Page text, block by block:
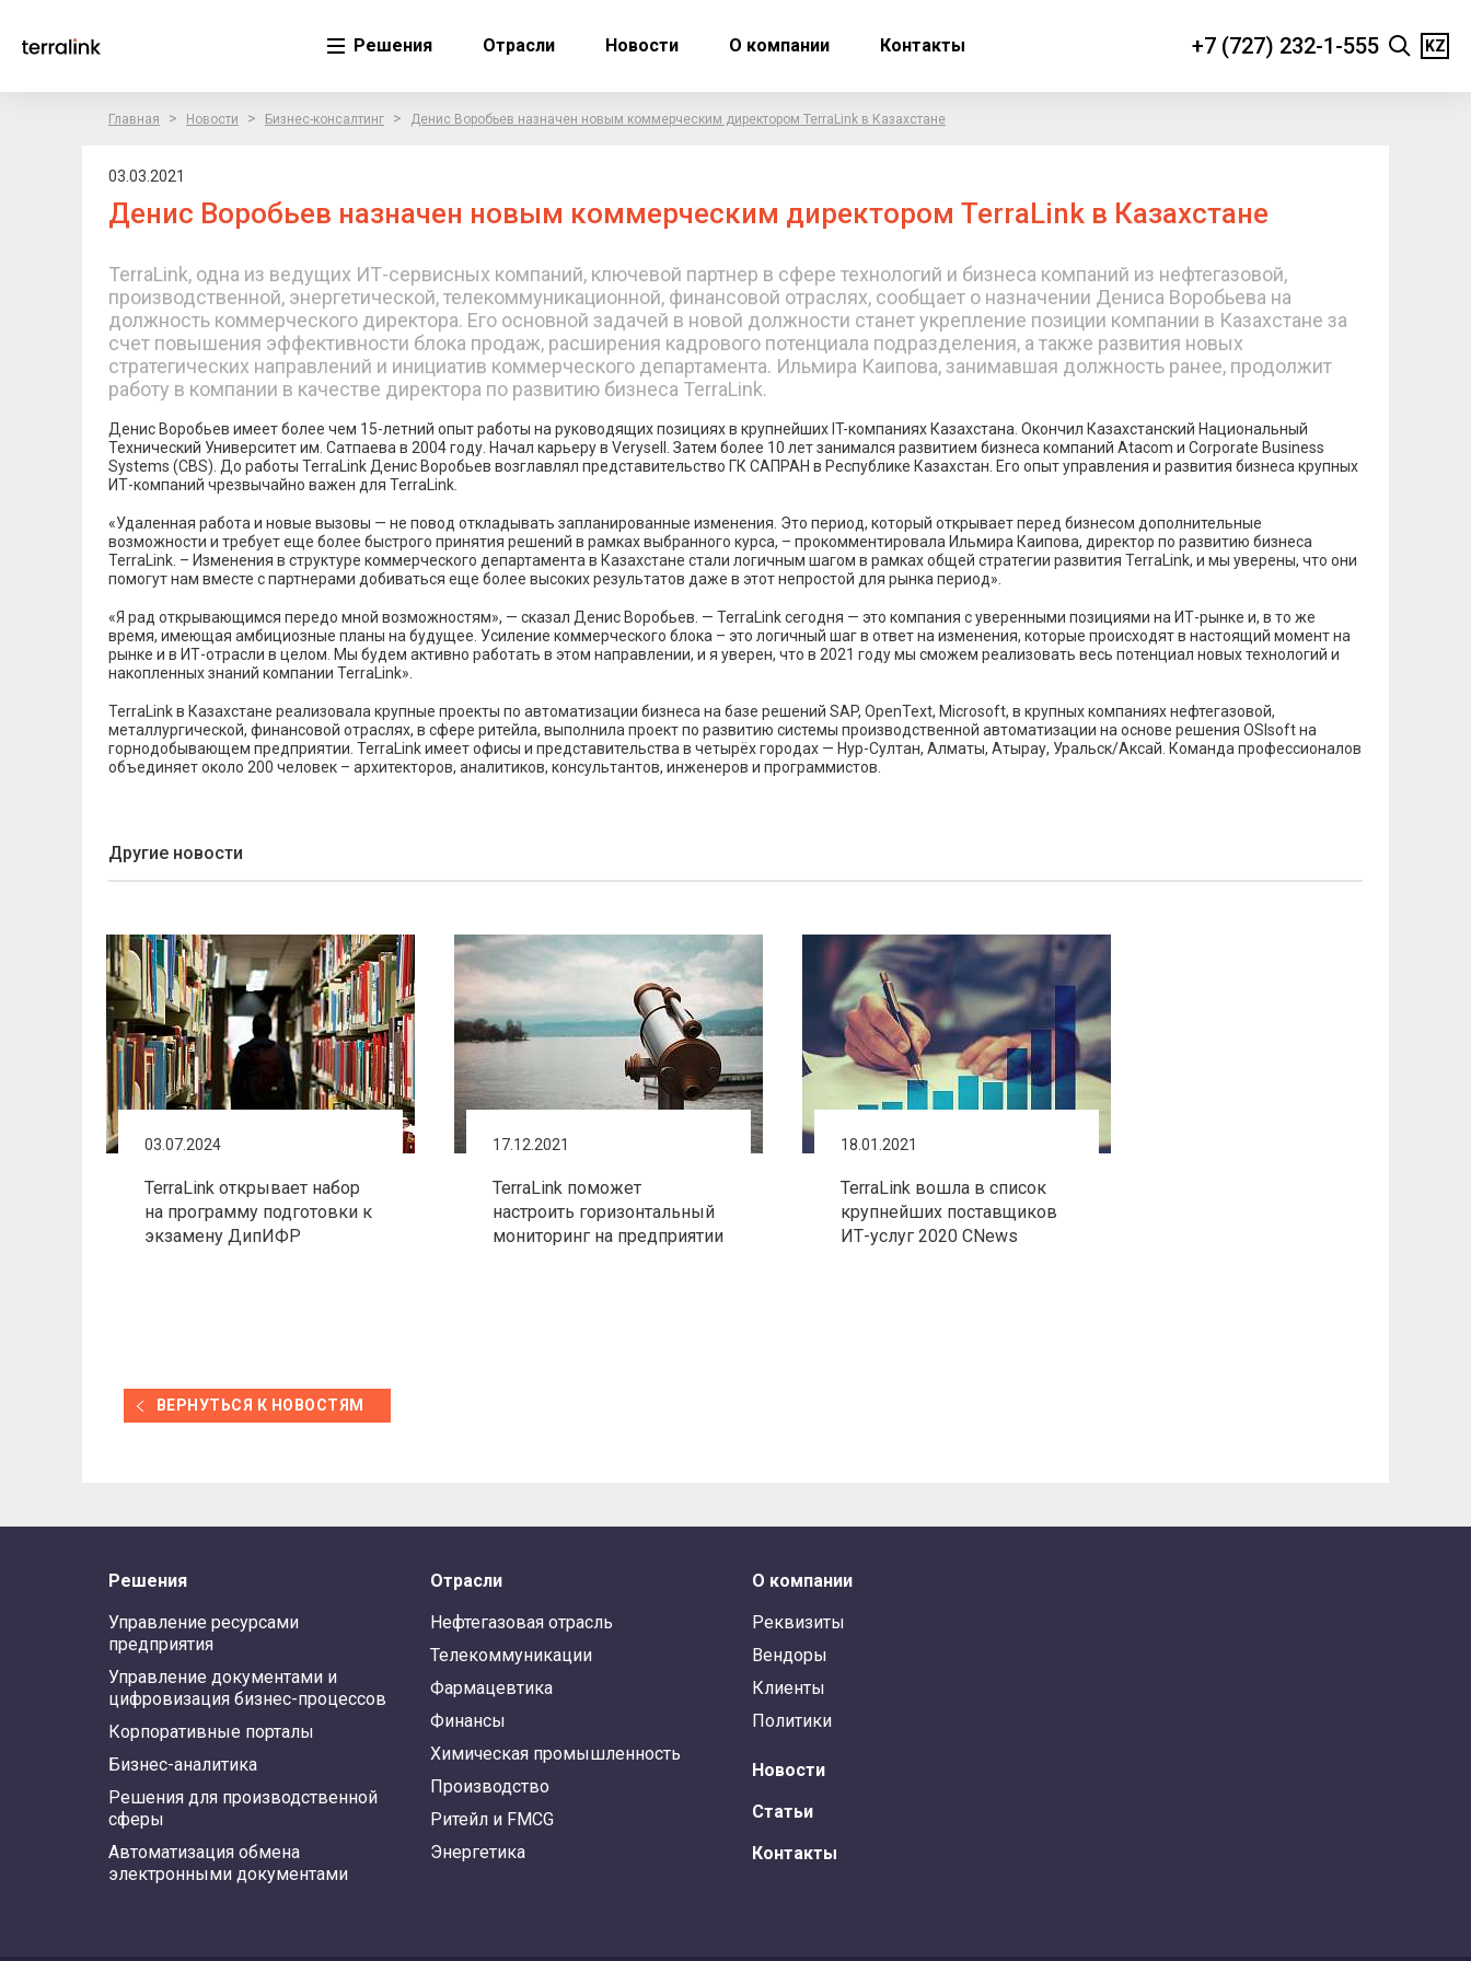
Решения Отрасли Новости О компании Контакты +7 (727) 232-1-555 KZ
Главная > Новости > Бизнес-консалтинг > Денис Воробьев назначен новым коммерческим директором TerraLink в Казахстане
03.03.2021
Денис Воробьев назначен новым коммерческим директором TerraLink в Казахстане
TerraLink, одна из ведущих ИТ-сервисных компаний, ключевой партнер в сфере технологий и бизнеса компаний из нефтегазовой,
производственной, энергетической, телекоммуникационной, финансовой отраслях, сообщает о назначении Дениса Воробьева на
должность коммерческого директора. Его основной задачей в новой должности станет укрепление позиции компании в Казахстане за
счет повышения эффективности блока продаж, расширения кадрового потенциала подразделения, а также развития новых
стратегических направлений и инициатив коммерческого департамента. Ильмира Каипова, занимавшая должность ранее, продолжит
работу в компании в качестве директора по развитию бизнеса TerraLink.
Денис Воробьев имеет более чем 15-летний опыт работы на руководящих позициях в крупнейших IT-компаниях Казахстана. Окончил Казахстанский Национальный
Технический Университет им. Сатпаева в 2004 году. Начал карьеру в Verysell. Затем более 10 лет занимался развитием бизнеса компаний Atacom и Corporate Business
Systems (CBS). До работы TerraLink Денис Воробьев возглавлял представительство ГК САПРАН в Республике Казахстан. Его опыт управления и развития бизнеса крупных
ИТ-компаний чрезвычайно важен для TerraLink.
«Удаленная работа и новые вызовы — не повод откладывать запланированные изменения. Это период, который открывает перед бизнесом дополнительные
возможности и требует еще более быстрого принятия решений в рамках выбранного курса, – прокомментировала Ильмира Каипова, директор по развитию бизнеса
TerraLink. – Изменения в структуре коммерческого департамента в Казахстане стали логичным шагом в рамках общей стратегии развития TerraLink, и мы уверены, что они
помогут нам вместе с партнерами добиваться еще более высоких результатов даже в этот непростой для рынка период».
«Я рад открывающимся передо мной возможностям», — сказал Денис Воробьев. — TerraLink сегодня — это компания с уверенными позициями на ИТ-рынке и, в то же
время, имеющая амбициозные планы на будущее. Усиление коммерческого блока – это логичный шаг в ответ на изменения, которые происходят в настоящий момент на
рынке и в ИТ-отрасли в целом. Мы будем активно работать в этом направлении, и я уверен, что в 2021 году мы сможем реализовать весь потенциал новых технологий и
накопленных знаний компании TerraLink».
TerraLink в Казахстане реализовала крупные проекты по автоматизации бизнеса на базе решений SAP, OpenText, Microsoft, в крупных компаниях нефтегазовой,
металлургической, финансовой отраслях, в сфере ритейла, выполнила проект по развитию системы производственной автоматизации на основе решения OSIsoft на
горнодобывающем предприятии. TerraLink имеет офисы и представительства в четырёх городах — Нур-Султан, Алматы, Атырау, Уральск/Аксай. Команда профессионалов
объединяет около 200 человек – архитекторов, аналитиков, консультантов, инженеров и программистов.
Другие новости
03.07.2024
TerraLink открывает набор
на программу подготовки к
экзамену ДипИФР
17.12.2021
TerraLink поможет
настроить горизонтальный
мониторинг на предприятии
18.01.2021
TerraLink вошла в список
крупнейших поставщиков
ИТ-услуг 2020 CNews
ВЕРНУТЬСЯ К НОВОСТЯМ
Решения
Управление ресурсами
предприятия
Управление документами и
цифровизация бизнес-процессов
Корпоративные порталы
Бизнес-аналитика
Решения для производственной
сферы
Автоматизация обмена
электронными документами
Отрасли
Нефтегазовая отрасль
Телекоммуникации
Фармацевтика
Финансы
Химическая промышленность
Производство
Ритейл и FMCG
Энергетика
О компании
Реквизиты
Вендоры
Клиенты
Политики
Новости
Статьи
Контакты